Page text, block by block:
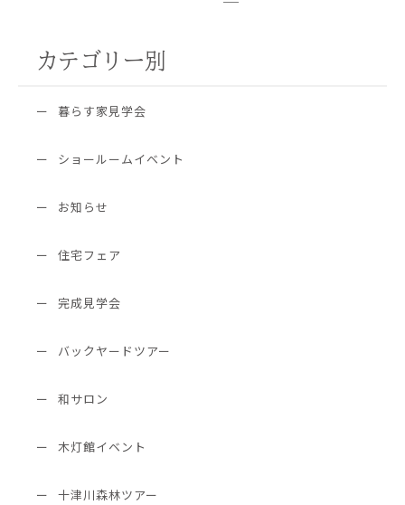
カテゴリー別
暮らす家見学会
ショールームイベント
お知らせ
住宅フェア
完成見学会
バックヤードツアー
和サロン
木灯館イベント
十津川森林ツアー